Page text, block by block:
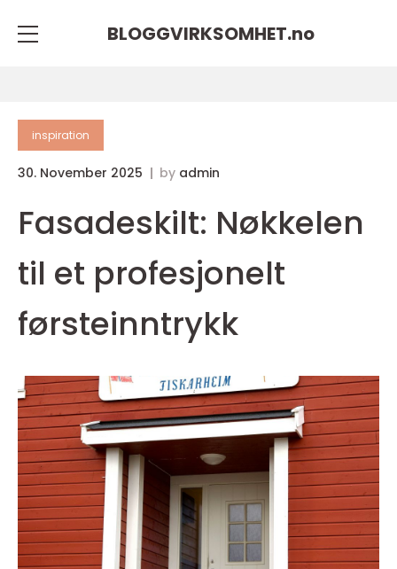
BLOGGVIRKSOMHET.no
inspiration
30. November 2025 by admin
Fasadeskilt: Nøkkelen
til et profesjonelt
førsteinntrykk